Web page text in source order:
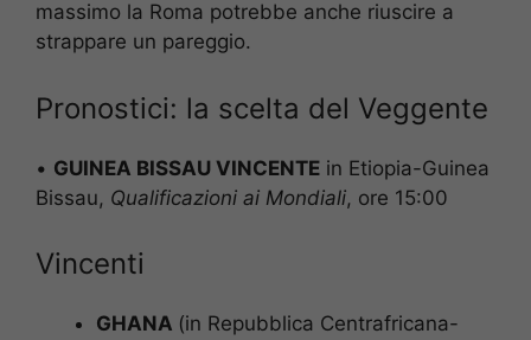
massimo la Roma potrebbe anche riuscire a
strappare un pareggio.
Pronostici: la scelta del Veggente
• GUINEA BISSAU VINCENTE in Etiopia-Guinea
Bissau, Qualificazioni ai Mondiali, ore 15:00
Vincenti
GHANA (in Repubblica Centrafricana-